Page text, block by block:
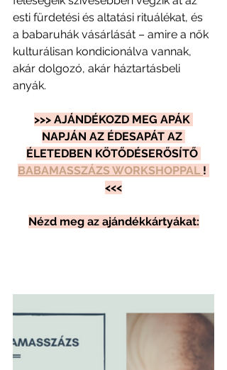
esti fürdetési és altatási rituálékat, és
a babaruhák vásárlását – amire a nők
kulturálisan kondicionálva vannak,
akár dolgozó, akár háztartásbeli
anyák.
>>> AJÁNDÉKOZD MEG APÁK
NAPJÁN AZ ÉDESAPÁT AZ
ÉLETEDBEN KÖTŐDÉSERŐSÍTŐ
BABAMASSZÁZS WORKSHOPPAL !
<<<
Nézd meg az ajándékkártyákat: